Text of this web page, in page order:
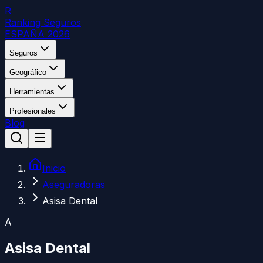
R
Ranking Seguros
ESPAÑA 2026
Seguros
Geográfico
Herramientas
Profesionales
Blog
Inicio
Aseguradoras
Asisa Dental
A
Asisa Dental